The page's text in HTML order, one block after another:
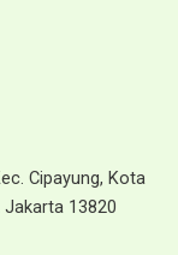
Cipayung, Kota
13820